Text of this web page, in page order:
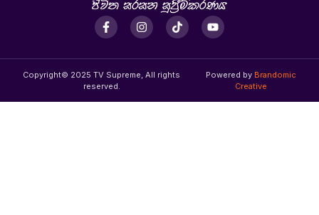
Copyright© 2025 TV Supreme, All rights
reserved.
Powered by Brandomic
Creative